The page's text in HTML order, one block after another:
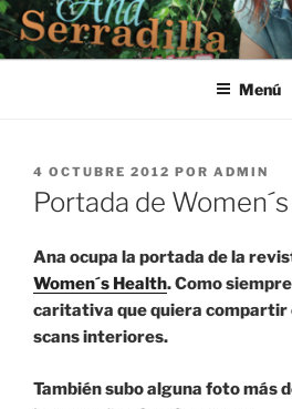
Saltar
al
contenido
Menú
PUBLICADO
EL
4 OCTUBRE 2012 POR ADMIN
Portada de
Ana ocupa la portada de la
Women´s Health. Como
caritativa que quiera compartir
scans interiores.
También subo alguna foto más